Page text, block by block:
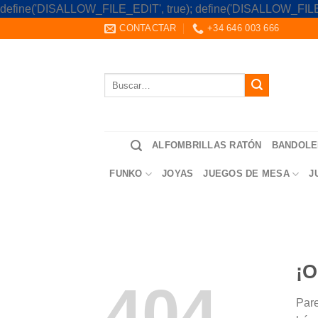
define('DISALLOW_FILE_EDIT', true);
CONTACTAR +34 646 003 666
ALFOMBRILLAS RATÓN
FUNKO JOYAS JUEGOS DE MESA